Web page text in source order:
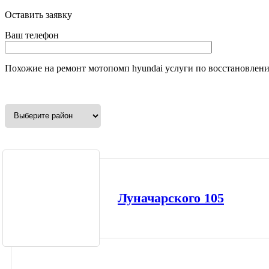
Оставить заявку
Ваш телефон
Похожие на ремонт мотопомп hyundai услуги по
Луначарского 105